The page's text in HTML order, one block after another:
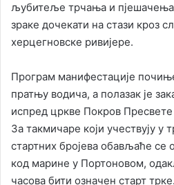
љубитеље трчања и пјешачења
зраке дочекати на стази кроз
херцегновске ривијере.
Програм манифестације
пратњу водича, а полазак је
испред цркве Покров
За такмичаре који учествују у
стартних бројева обављаће се
код марине у Портоновом,
часова бити означен старт